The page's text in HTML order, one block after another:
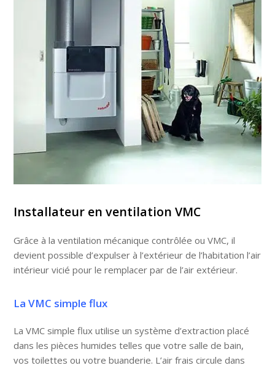
Installateur en ventilation VMC
Grâce à laventilation mécanique contrôlée ouVMC, il
devient possible d’expulser à l’extérieur de l’habitation l’air
intérieur vicié pour le remplacer par de l’air extérieur.
La VMC simple flux
LaVMC simple flux utilise un système d’extraction placé
dans les pièces humides telles que votre salle de bain,
vos toilettes ou votre buanderie. L’air frais circule dans